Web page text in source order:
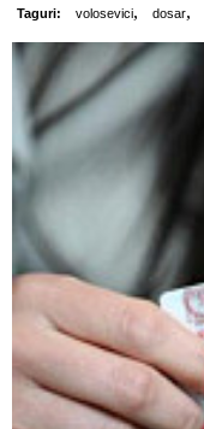
Taguri: volosevici, dosar,